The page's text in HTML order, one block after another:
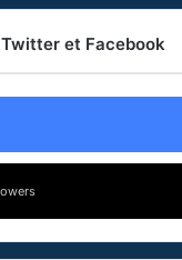
et Facebook